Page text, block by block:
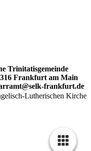
Trinitatisgemeinde
Frankfurt am Main
frankfurt.de
Lutherischen Kirche